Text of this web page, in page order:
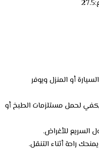
أو المنزل ويوفر
بسعة 43 لتر يكفي لحمل مستلزمات الطبخ أو
السريع للأغراض.
راحة أثناء التنقل.